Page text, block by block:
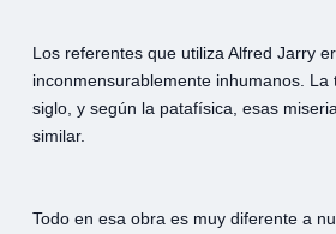
Los referentes que utiliza Alfred Jarry
inconmensurablemente inhumanos.
siglo, y según la patafísica, esas
similar.
Todo en esa obra es muy diferente a